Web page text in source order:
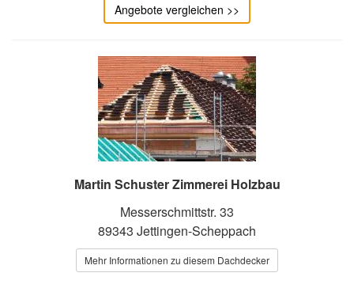
Angebote vergleichen >>
Martin Schuster Zimmerei Holzbau
Messerschmittstr. 33
89343 Jettingen-Scheppach
Mehr Informationen zu diesem Dachdecker